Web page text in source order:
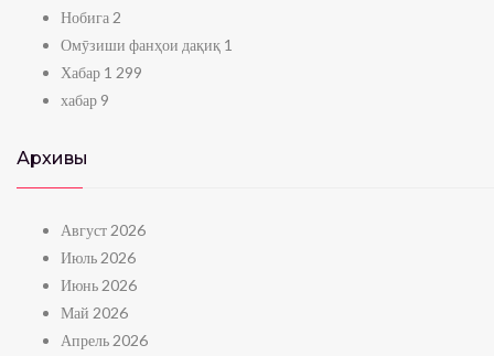
Нобига 2
Омӯзиши фанҳои дақиқ 1
Хабар 1 299
хабар 9
Архивы
Август 2026
Июль 2026
Июнь 2026
Май 2026
Апрель 2026